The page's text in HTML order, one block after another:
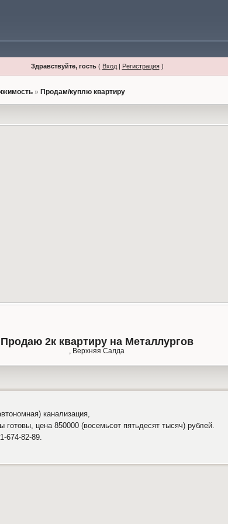
Здравствуйте, гость( Вход| Регистрация)
» Продам/куплю квартиру
Продаю 2к квартиру на Металлургов
, Верхняя Салда
канализация,
цена 850000 (восемьсот пятьдесят тысяч) рублей.
674-82-89.